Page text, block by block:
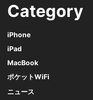
Category
iPhone
iPad
MacBook
ポケットWiFi
ニュース